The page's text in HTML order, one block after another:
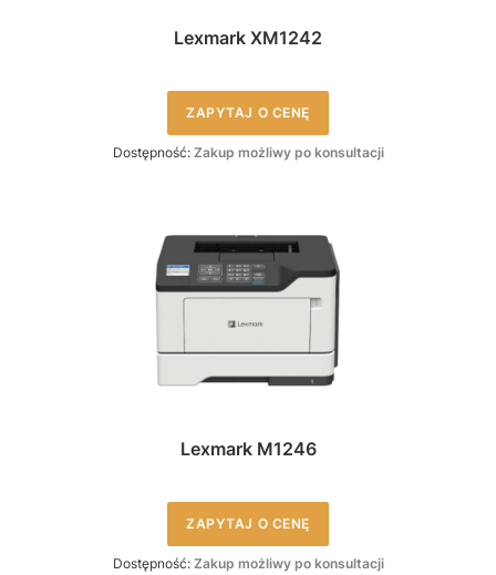
Lexmark XM1242
ZAPYTAJ O CENĘ
Dostępność: Zakup możliwy po konsultacji
Lexmark M1246
ZAPYTAJ O CENĘ
Dostępność: Zakup możliwy po konsultacji